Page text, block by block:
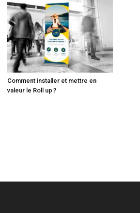
Comment installer et mettre en
valeur le Roll up ?